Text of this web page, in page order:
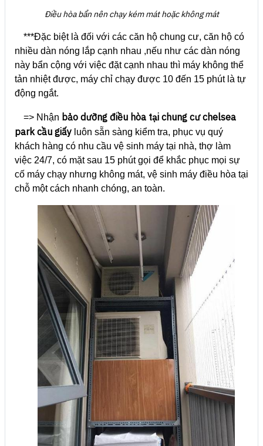
Điều hòa bẩn nên chạy kém mát hoặc không mát
***Đặc biệt là đối với các căn hộ chung cư, căn hộ có
nhiều dàn nóng lắp cạnh nhau ,nếu như các dàn nóng
này bẩn cộng với việc đặt cạnh nhau thì máy không thể
tản nhiệt được, máy chỉ chạy được 10 đến 15 phút là tự
động ngắt.
=> Nhận bảo dưỡng điều hòa tại chung cư chelsea
park cầu giấy luôn sẵn sàng kiểm tra, phục vụ quý
khách hàng có nhu cầu vệ sinh máy tại nhà, thợ làm
việc 24/7, có mặt sau 15 phút gọi để khắc phục mọi sự
cố máy chạy nhưng không mát, vệ sinh máy điều hòa tại
chỗ một cách nhanh chóng, an toàn.